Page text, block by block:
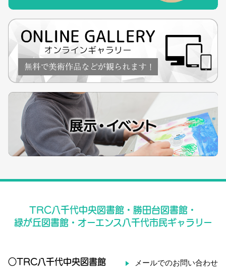
TRC八千代中央図書館・勝田台図書館・
緑が丘図書館・オーエンス八千代市民ギャラリー
○TRC八千代中央図書館
メールでのお問い合わせ